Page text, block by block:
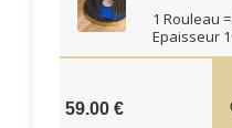
1 Rouleau
Epaisseur
59.00 €